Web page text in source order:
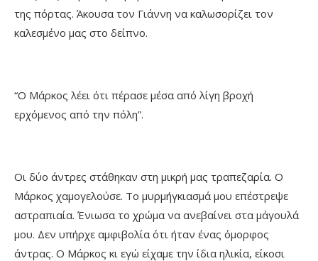
της πόρτας. Άκουσα τον Γιάννη να καλωσορίζει τον
καλεσμένο μας στο δείπνο.
“Ο Μάρκος λέει ότι πέρασε μέσα από λίγη βροχή
ερχόμενος από την πόλη”.
Οι δύο άντρες στάθηκαν στη μικρή μας τραπεζαρία. Ο
Μάρκος χαμογελούσε. Το μυρμήγκιασμά μου επέστρεψε
αστραπιαία. Ένιωσα το χρώμα να ανεβαίνει στα μάγουλά
μου. Δεν υπήρχε αμφιβολία ότι ήταν ένας όμορφος
άντρας. Ο Μάρκος κι εγώ είχαμε την ίδια ηλικία, είκοσι